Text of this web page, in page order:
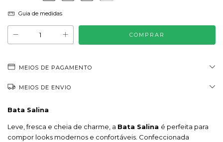
Guia de medidas
MEIOS DE PAGAMENTO
MEIOS DE ENVIO
Bata Salina
Leve, fresca e cheia de charme, a Bata Salina é perfeita para
compor looks modernos e confortáveis. Confeccionada